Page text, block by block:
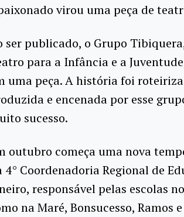
virou uma peça de
ser publicado, o Grupo
para a Infância e a
uma peça. A história foi
e encenada por esse
sucesso.
outubro começa uma nova
4° Coordenadoria Regional de
responsável pelas escolas
na Maré, Bonsucesso, Ramos